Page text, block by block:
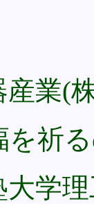
産業(
を祈
大学